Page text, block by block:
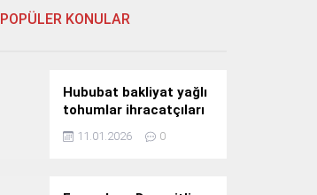
POPÜLER KONULAR
Hububat bakliyat yağlı
tohumlar ihracatçıları
Güney Kore yolcusu
11.01.2026 0